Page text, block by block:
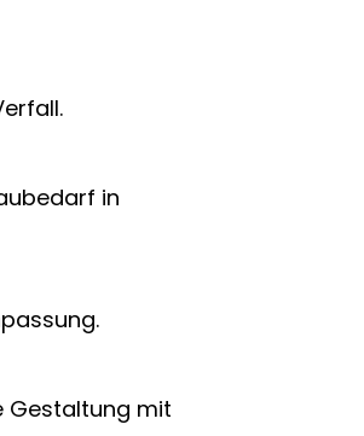
in
Gestaltung mit